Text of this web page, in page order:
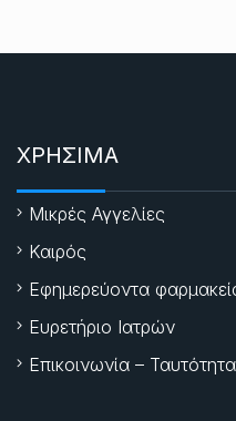
ΧΡΗΣΙΜΑ
Μικρές Αγγελίες
Καιρός
Εφημερεύοντα
Ευρετήριο Ιατρών
Επικοινωνία –